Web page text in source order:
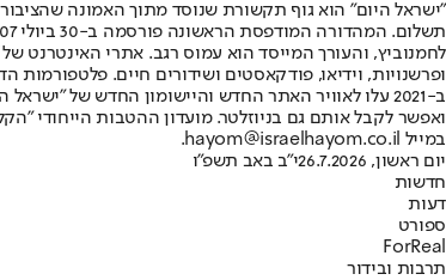
"ישראל היום" הוא גוף תקשורת שנוסד מתוך האמונה שהציבור
ופרשנויות, וידיאו, פודקאסטים ושידורים חיים. פלטפורמות
ב-2021 עלו לאוויר האתר החדש והיישומון החדש של
ואפשר לקבל אותם גם בניוזלטר. מועדון ההטבות הייחודי
במייל hayom@israelhayom.co.il.
יום ראשון, 26.7.2026
י"ב באב תשפ"ו
חדשות
דעות
ספורט
ForReal
תרבות ובידור